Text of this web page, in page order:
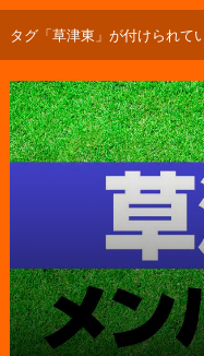
タグ「草津東」が付けられて